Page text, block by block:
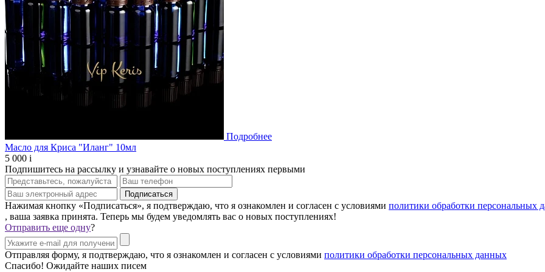
Подробнее
Масло для Криса "Иланг" 10мл
5 000 i
Подпишитесь на рассылку и узнавайте о новых поступлениях первыми
Нажимая кнопку «Подписаться», я подтверждаю, что я ознакомлен и согласен с условиями политики обработки персональных
, ваша заявка принята. Теперь мы будем уведомлять вас о новых поступлениях!
Отправить еще одну?
Отправляя форму, я подтверждаю, что я ознакомлен и согласен с условиями политики обработки персональных данных
Спасибо! Ожидайте наших писем